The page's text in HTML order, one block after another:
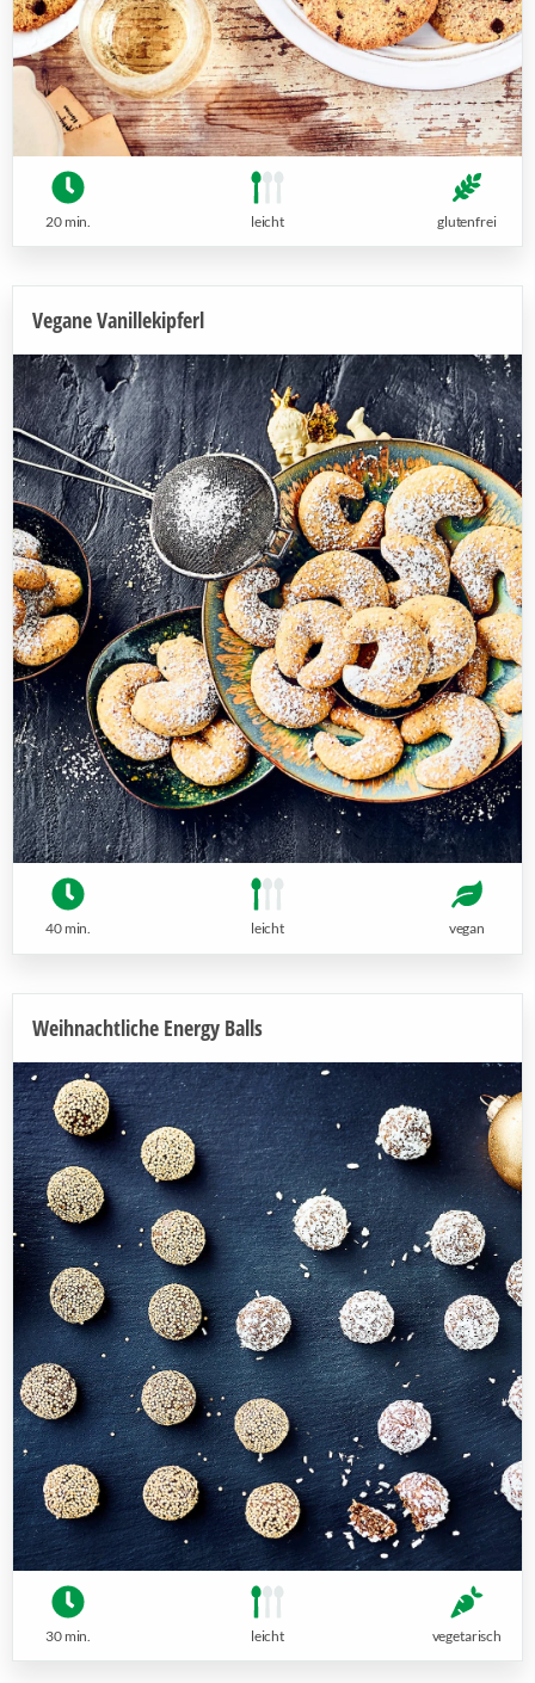
20 min. leicht glutenfrei
Vegane Vanillekipferl
40 min. leicht vegan
Weihnachtliche Energy Balls
30 min. leicht vegetarisch